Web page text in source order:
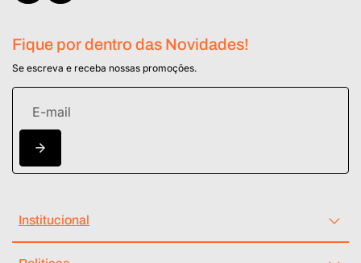
Fique por dentro das Novidades!
Se escreva e receba nossas promoções.
Institucional